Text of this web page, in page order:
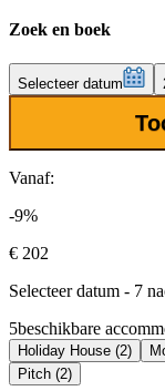
Zoek en boek
Selecteer datum
Vanaf:
-9%
€ 202
Selecteer datum - 7
5beschikbare
Holiday House (2)
Pitch (2)